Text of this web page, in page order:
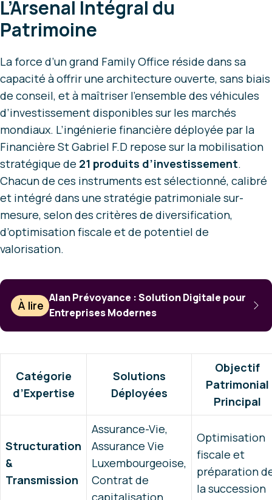
L’Arsenal Intégral du
Patrimoine
La force d’un grand Family Office réside dans sa
capacité à offrir une architecture ouverte, sans biais
de conseil, et à maîtriser l’ensemble des véhicules
d’investissement disponibles sur les marchés
mondiaux. L’ingénierie financière déployée par la
Financière St Gabriel F.D repose sur la mobilisation
stratégique de 21 produits d’investissement.
Chacun de ces instruments est sélectionné, calibré
et intégré dans une stratégie patrimoniale sur-
mesure, selon des critères de diversification,
d’optimisation fiscale et de potentiel de
valorisation.
À lire
Alan Prévoyance : Solution Digitale pour
Entreprises Modernes
Catégorie
d’Expertise
Solutions
Déployées
Objectif
Patrimonial
Principal
Structuration
&
Transmission
Assurance-Vie,
Assurance Vie
Luxembourgeoise,
Contrat de
Optimisation
fiscale et
préparation
la succession